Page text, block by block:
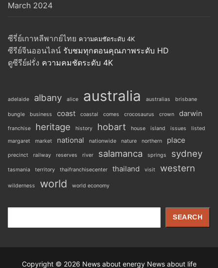
March 2024
ซีรี่ย์เกาหลีพากย์ไทย ความคมชัดระดับ 4K
ซีรีย์จีนออนไลน์ รับชมทุกตอนคุณภาพระดับ HD
ดูซีรีย์ฝรั่ง ความคมชัดระดับ 4K
adelaide albany alice australia australias brisbane
bungle business coast coastal comes crocosaurus crown darwin
franchise heritage history hobart house island issues
listed
margaret
market national nationwide nature northern place
precinct railway reserves river salamanca springs sydney
tasmania territory thaifranchisecenter thailand visit western
wilderness world world economy
SEARCH
Copyright © 2026 News about energy News about life